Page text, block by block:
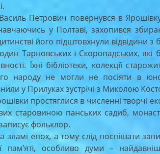
Петрович повернувся в
у Полтаві, захопився
його підштовхнули відвідини
Тарновських і Скоропадських, які
Їхні бібліотеки, колекції
народу не могли не посіяти в
у Прилуках зустрічі з Миколою
простяглися в численні творчі
старовиною панських садиб,
фольклор.
епох, а тому слід поспішати
пам’яті, особливо думи –